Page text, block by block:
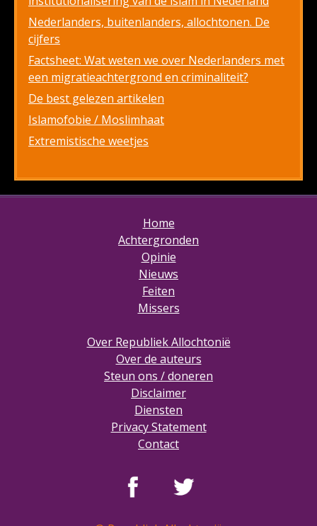
Nederlanders, buitenlanders, allochtonen. De
cijfers
Factsheet: Wat weten we over Nederlanders met
een migratieachtergrond en criminaliteit?
De best gelezen artikelen
Islamofobie / Moslimhaat
Extremistische weetjes
Home
Achtergronden
Opinie
Nieuws
Feiten
Missers
Over Republiek Allochtonië
Over de auteurs
Steun ons / doneren
Disclaimer
Diensten
Privacy Statement
Contact